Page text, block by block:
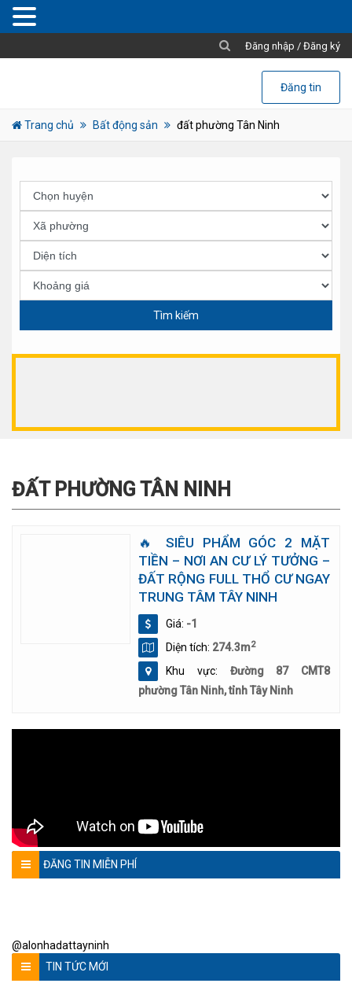
Đăng nhập / Đăng ký
Đăng tin
Trang chủ Bất động sản đất phường Tân Ninh
Tìm kiếm
ĐẤT PHƯỜNG TÂN NINH
🔥 SIÊU PHẨM GÓC 2 MẶT
TIỀN – NƠI AN CƯ LÝ TƯỞNG –
ĐẤT RỘNG FULL THỔ CƯ NGAY
TRUNG TÂM TÂY NINH
Giá: -1
Diện tích: 274.3m2
Khu vực: Đường 87 CMT8
phường Tân Ninh, tỉnh Tây Ninh
ĐĂNG TIN MIỄN PHÍ
@alonhadattayninh
TIN TỨC MỚI